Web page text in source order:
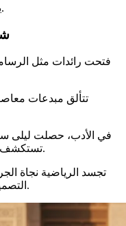
تدريجيًا المشهد الوطني.
فتحت رائدات مثل
تتألق مبدعات
تستكشف ليلى لالمي أيضًا وضع المرأة في رواياتها.
تجسد الرياضية نجاة
في جميع المجالات.